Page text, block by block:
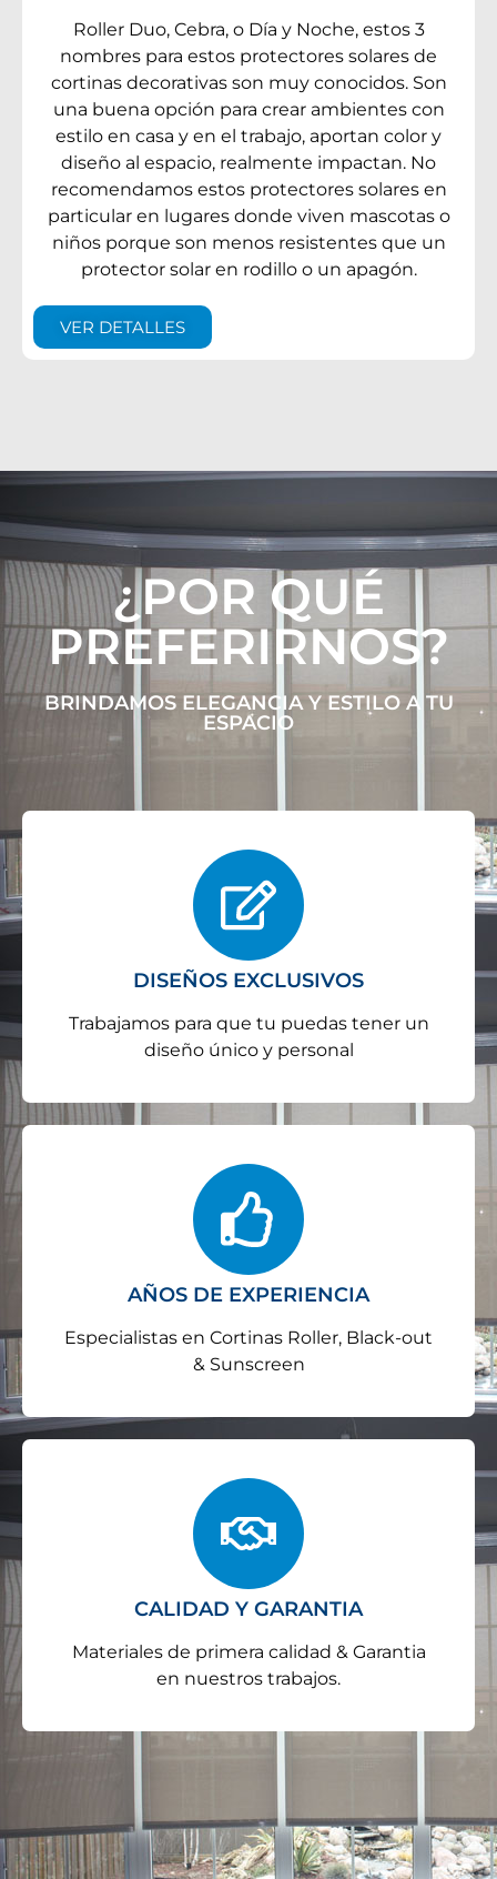
Roller Duo, Cebra, o Día y Noche, estos 3
nombres para estos protectores solares de
cortinas decorativas son muy conocidos. Son
una buena opción para crear ambientes con
estilo en casa y en el trabajo, aportan color y
diseño al espacio, realmente impactan. No
recomendamos estos protectores solares en
particular en lugares donde viven mascotas o
niños porque son menos resistentes que un
protector solar en rodillo o un apagón.
VER DETALLES
¿POR QUÉ
PREFERIRNOS?
BRINDAMOS ELEGANCIA Y ESTILO A TU
ESPACIO
DISEÑOS EXCLUSIVOS
Trabajamos para que tu puedas tener un
diseño único y personal
AÑOS DE EXPERIENCIA
Especialistas en Cortinas Roller, Black-out
& Sunscreen
CALIDAD Y GARANTIA
Materiales de primera calidad & Garantia
en nuestros trabajos.